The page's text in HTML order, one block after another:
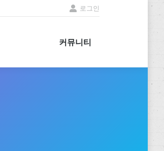
로그인
커뮤니티
커뮤니티